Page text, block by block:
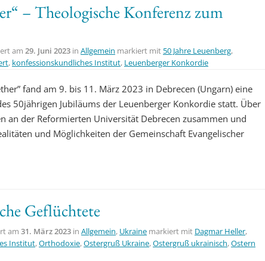
– Theologische Konferenz zum
am 29. Juni 2023 in Allgemein markiert mit 50 Jahre Leuenberg,
, konfessionskundliches Institut, Leuenberger Konkordie
fand am 9. bis 11. März 2023 in Debrecen (Ungarn) eine
50jährigen Jubiläums der Leuenberger Konkordie statt. Über
an der Reformierten Universität Debrecen zusammen und
und Möglichkeiten der Gemeinschaft Evangelischer
Geflüchtete
am 31. März 2023 in Allgemein, Ukraine markiert mit Dagmar Heller,
Institut,Orthodoxie,Ostergruß Ukraine,Ostergruß ukrainisch,Ostern